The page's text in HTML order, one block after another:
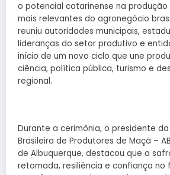
o potencial catarinense na
mais relevantes do agronegócio
reuniu autoridades municipais,
lideranças do setor produtivo e
início de um novo ciclo que une
ciência, política pública, turismo e
regional.
Durante a cerimônia, o presidente
Brasileira de Produtores de Maçã –
de Albuquerque, destacou que a
retomada, resiliência e confiança no